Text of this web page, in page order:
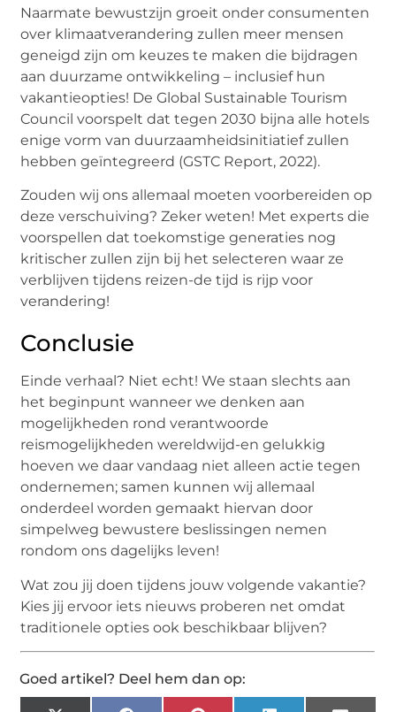
Naarmate bewustzijn groeit onder consumenten
over klimaatverandering zullen meer mensen
geneigd zijn om keuzes te maken die bijdragen
aan duurzame ontwikkeling – inclusief hun
vakantieopties! De Global Sustainable Tourism
Council voorspelt dat tegen 2030 bijna alle hotels
enige vorm van duurzaamheidsinitiatief zullen
hebben geïntegreerd (GSTC Report, 2022).
Zouden wij ons allemaal moeten voorbereiden op
deze verschuiving? Zeker weten! Met experts die
voorspellen dat toekomstige generaties nog
kritischer zullen zijn bij het selecteren waar ze
verblijven tijdens reizen-de tijd is rijp voor
verandering!
Conclusie
Einde verhaal? Niet echt! We staan slechts aan
het beginpunt wanneer we denken aan
mogelijkheden rond verantwoorde
reismogelijkheden wereldwijd-en gelukkig
hoeven we daar vandaag niet alleen actie tegen
ondernemen; samen kunnen wij allemaal
onderdeel worden gemaakt hiervan door
simpelweg bewustere beslissingen nemen
rondom ons dagelijks leven!
Wat zou jij doen tijdens jouw volgende vakantie?
Kies jij ervoor iets nieuws proberen net omdat
traditionele opties ook beschikbaar blijven?
Goed artikel? Deel hem dan op: